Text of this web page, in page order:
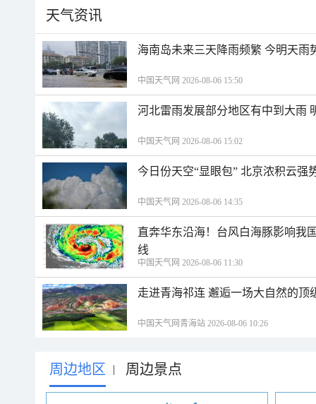
天气资讯
海南岛未来三天降雨频繁 今明天雨
中国天气网 2026-08-06 15:50
河北雷雨发展部分地区有中到大雨
中国天气网 2026-08-06 15:02
今日份天空“显眼包” 北京浓积云强
中国天气网 2026-08-06 14:35
直奔华东沿海！台风白海豚影响我
线
中国天气网 2026-08-06 11:30
走进青海祁连 邂逅一场大自然的顶
中国天气网青海站 2026-08-06 10:26
周边地区 | 周边景点